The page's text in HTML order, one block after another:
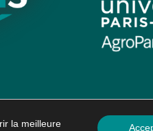
la meilleure